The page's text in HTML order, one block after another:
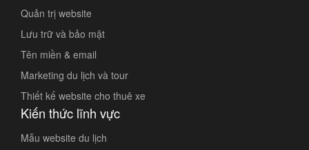
Quản trị website
Lưu trữ và bảo mật
Tên miền & email
Marketing du lịch và tour
Thiết kế website cho thuê xe
Kiến thức lĩnh vực
Mẫu website du lịch